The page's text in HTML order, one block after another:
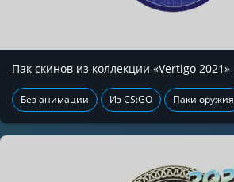
Пак скинов из коллекции «Vertigo 2021»
Без анимации Из CS:GO Паки оружия